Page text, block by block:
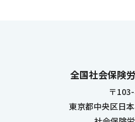
全国社会保険
〒
東京都中央区日